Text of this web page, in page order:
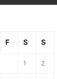
F S S
1 2